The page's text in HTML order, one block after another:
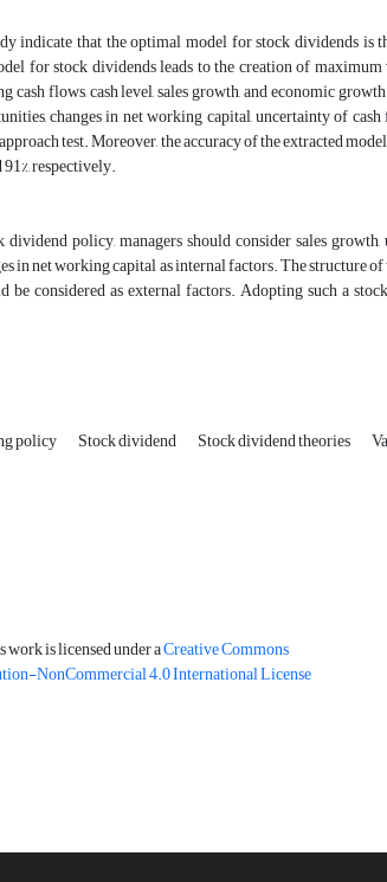
indicate that the optimal model for stock dividends is
for stock dividends leads to the creation of
cash flows, cash level, sales growth, and economic
changes in net working capital, uncertainty of
test. Moreover, the accuracy of the extracted
respectively.
dividend policy, managers should consider sales
in net working capital as internal factors. The structure
be considered as external factors. Adopting such a
policy Stock dividend Stock dividend theories
work is licensed under aCreative Commons
NonCommercial 4.0 International License